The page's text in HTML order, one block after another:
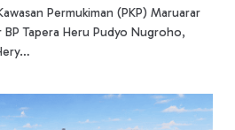
Permukiman (PKP) Maruarar
Tapera Heru Pudyo Nugroho,